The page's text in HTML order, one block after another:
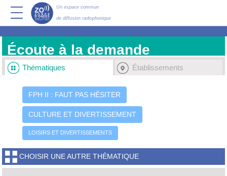
Un espace commun
de diffusion radiophonique
Écoute à la demande
Thématiques Établissements
FPH II : FAUT PAS HÉSITER
CULTURE ET DIVERTISSEMENT
LOISIRS ET DIVERTISSEMENTS
CHOISIR UNE AUTRE THÉMATIQUE